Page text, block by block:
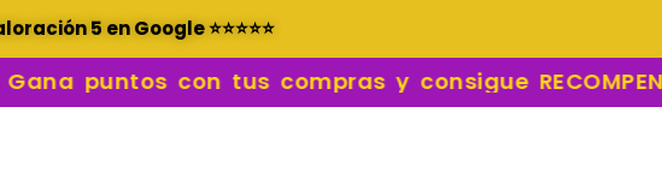
5 en Google ⭐⭐⭐⭐⭐
puntos con tus compras y consigue RECOMPENSAS